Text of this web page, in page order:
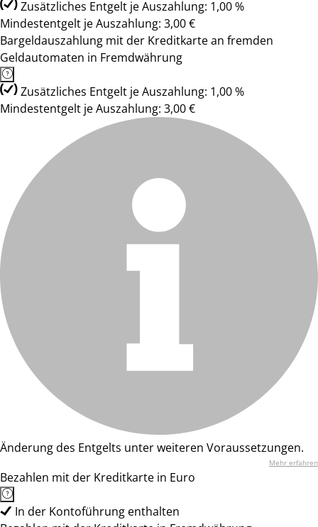
Zusätzliches Entgelt je Auszahlung: 1,00 %
Mindestentgelt je Auszahlung: 3,00 €
Bargeldauszahlung mit der Kreditkarte an fremden
Geldautomaten in Fremdwährung
Zusätzliches Entgelt je Auszahlung: 1,00 %
Mindestentgelt je Auszahlung: 3,00 €
Änderung des Entgelts unter weiteren Voraussetzungen.
Mehr erfahren
Bezahlen mit der Kreditkarte in Euro
In der Kontoführung enthalten